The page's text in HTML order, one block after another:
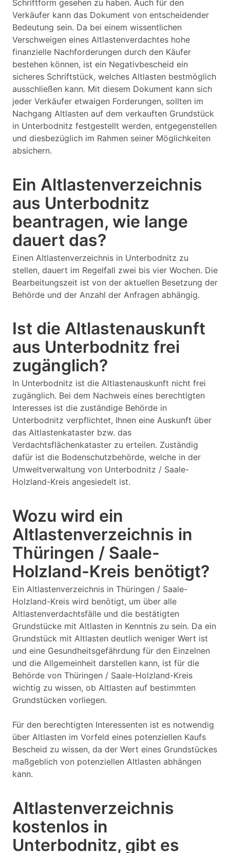
Schriftform gesehen zu haben. Auch für den
Verkäufer kann das Dokument von entscheidender
Bedeutung sein. Da bei einem wissentlichen
Verschweigen eines Altlastenverdachtes hohe
finanzielle Nachforderungen durch den Käufer
bestehen können, ist ein Negativbescheid ein
sicheres Schriftstück, welches Altlasten bestmöglich
ausschließen kann. Mit diesem Dokument kann sich
jeder Verkäufer etwaigen Forderungen, sollten im
Nachgang Altlasten auf dem verkauften Grundstück
in Unterbodnitz festgestellt werden, entgegenstellen
und diesbezüglich im Rahmen seiner Möglichkeiten
absichern.
Ein Altlastenverzeichnis
aus Unterbodnitz
beantragen, wie lange
dauert das?
Einen Altlastenverzeichnis in Unterbodnitz zu
stellen, dauert im Regelfall zwei bis vier Wochen. Die
Bearbeitungszeit ist von der aktuellen Besetzung der
Behörde und der Anzahl der Anfragen abhängig.
Ist die Altlastenauskunft
aus Unterbodnitz frei
zugänglich?
In Unterbodnitz ist die Altlastenauskunft nicht frei
zugänglich. Bei dem Nachweis eines berechtigten
Interesses ist die zuständige Behörde in
Unterbodnitz verpflichtet, Ihnen eine Auskunft über
das Altlastenkataster bzw. das
Verdachtsflächenkataster zu erteilen. Zuständig
dafür ist die Bodenschutzbehörde, welche in der
Umweltverwaltung von Unterbodnitz / Saale-
Holzland-Kreis angesiedelt ist.
Wozu wird ein
Altlastenverzeichnis in
Thüringen / Saale-
Holzland-Kreis benötigt?
Ein Altlastenverzeichnis in Thüringen / Saale-
Holzland-Kreis wird benötigt, um über alle
Altlastenverdachtsfälle und die bestätigten
Grundstücke mit Altlasten in Kenntnis zu sein. Da ein
Grundstück mit Altlasten deutlich weniger Wert ist
und eine Gesundheitsgefährdung für den Einzelnen
und die Allgemeinheit darstellen kann, ist für die
Behörde von Thüringen / Saale-Holzland-Kreis
wichtig zu wissen, ob Altlasten auf bestimmten
Grundstücken vorliegen.
Für den berechtigten Interessenten ist es notwendig
über Altlasten im Vorfeld eines potenziellen Kaufs
Bescheid zu wissen, da der Wert eines Grundstückes
maßgeblich von potenziellen Altlasten abhängen
kann.
Altlastenverzeichnis
kostenlos in
Unterbodnitz, gibt es